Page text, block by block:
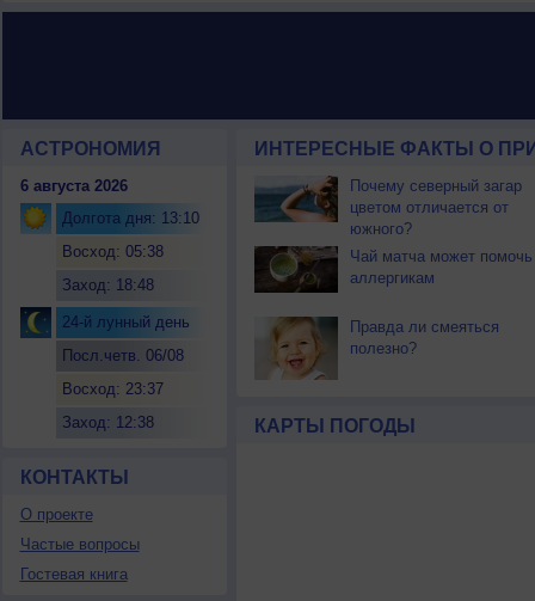
АСТРОНОМИЯ
6 августа 2026
Долгота дня: 13:10
Восход: 05:38
Заход: 18:48
24-й лунный день
Посл.четв. 06/08
Восход: 23:37
Заход: 12:38
КОНТАКТЫ
О проекте
Частые вопросы
Гостевая книга
ИНТЕРЕСНЫЕ ФАКТЫ О
Почему северный загар
цветом отличается от
южного?
Чай матча может помочь
аллергикам
Правда ли смеяться
полезно?
КАРТЫ ПОГОДЫ